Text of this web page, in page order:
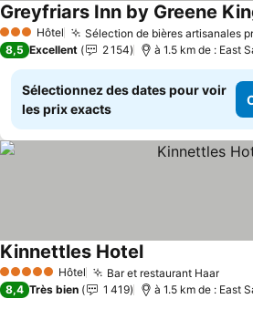
3 ÉtoilesHôtel Sélection de bières artisanales
Greyfriars Inn by Greene
8,5 Excellent 2 154 à 1.5 km de : East
Sélectionnez des dates pour voir
les prix exacts
5 Étoiles Hôtel Bar et restaurant Haar
Kinnettles HotelConsulter les
8,4 Très bien 1 419 à 1.5 km de : East